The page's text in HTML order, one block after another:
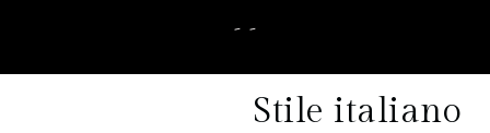
Stile italiano